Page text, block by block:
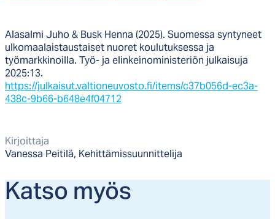
Alasalmi Juho & Busk Henna (2025). Suomessa syntyneet
ulkomaalaistaustaiset nuoret koulutuksessa ja
työmarkkinoilla. Työ- ja elinkeinoministeriön julkaisuja
2025:13.
https://julkaisut.valtioneuvosto.fi/items/c37b056d-ec3a-
438c-9b66-b648e4f04712
Kirjoittaja
Vanessa Peitilä, Kehittämissuunnittelija
Kat­so myös